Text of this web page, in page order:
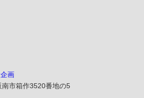
市箱作3520番地の5